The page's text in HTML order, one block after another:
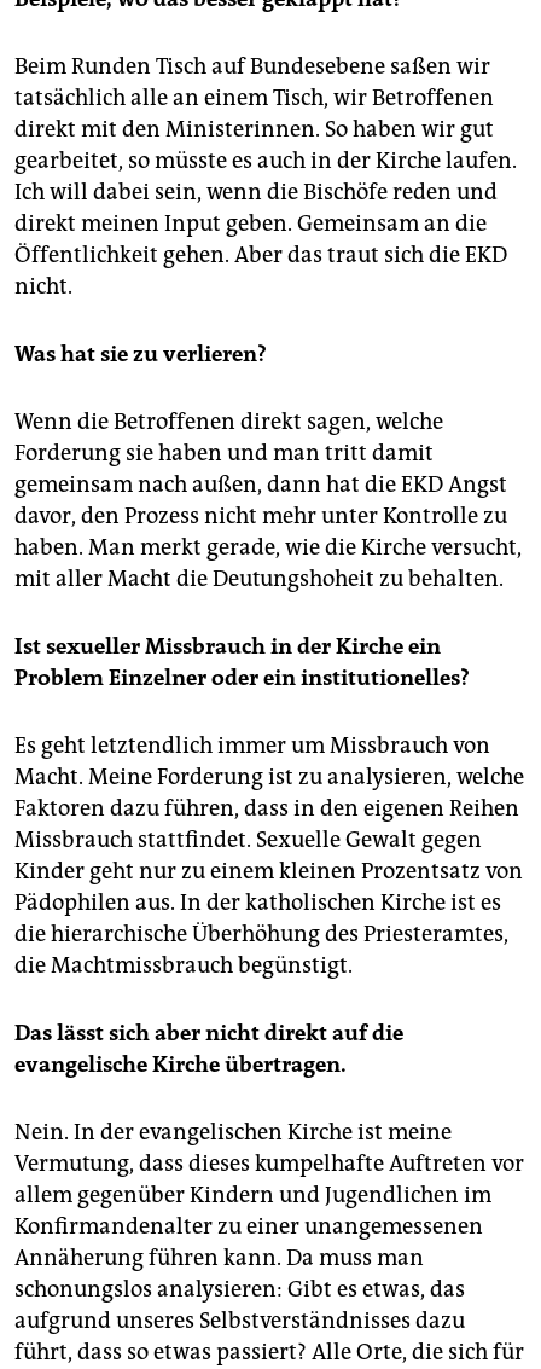
Beim Runden Tisch auf Bundesebene saßen wir
tatsächlich alle an einem Tisch, wir Betroffenen
direkt mit den Ministerinnen. So haben wir gut
gearbeitet, so müsste es auch in der Kirche laufen.
Ich will dabei sein, wenn die Bischöfe reden und
direkt meinen Input geben. Gemeinsam an die
Öffentlichkeit gehen. Aber das traut sich die EKD
nicht.
Was hat sie zu verlieren?
Wenn die Betroffenen direkt sagen, welche
Forderung sie haben und man tritt damit
gemeinsam nach außen, dann hat die EKD Angst
davor, den Prozess nicht mehr unter Kontrolle zu
haben. Man merkt gerade, wie die Kirche versucht,
mit aller Macht die Deutungshoheit zu behalten.
Ist sexueller Missbrauch in der Kirche ein
Problem Einzelner oder ein institutionelles?
Es geht letztendlich immer um Missbrauch von
Macht. Meine Forderung ist zu analysieren, welche
Faktoren dazu führen, dass in den eigenen Reihen
Missbrauch stattfindet. Sexuelle Gewalt gegen
Kinder geht nur zu einem kleinen Prozentsatz von
Pädophilen aus. In der katholischen Kirche ist es
die hierarchische Überhöhung des Priesteramtes,
die Machtmissbrauch begünstigt.
Das lässt sich aber nicht direkt auf die
evangelische Kirche übertragen.
Nein. In der evangelischen Kirche ist meine
Vermutung, dass dieses kumpelhafte Auftreten vor
allem gegenüber Kindern und Jugendlichen im
Konfirmandenalter zu einer unangemessenen
Annäherung führen kann. Da muss man
schonungslos analysieren: Gibt es etwas, das
aufgrund unseres Selbstverständnisses dazu
führt, dass so etwas passiert? Alle Orte, die sich für